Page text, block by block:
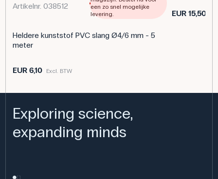
Artikelnr. 038512
een zo snel mogelijke
levering.
Heldere kunststof PVC slang Ø4/6 mm - 5
meter
EUR 6,10 Excl. BTW
EUR 15,50
Exploring science,
expanding minds